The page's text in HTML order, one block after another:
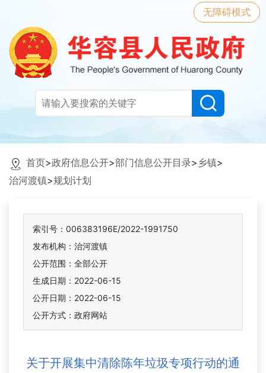
无障碍模式
首页>政府信息公开>部门信息公开目录> 乡镇>
治河渡镇>规划计划
索引号：006383196E/2022-1991750
发布机构：治河渡镇
公开范围：全部公开
生成日期：2022-06-15
公开日期：2022-06-15
公开方式：政府网站
关于开展集中清除陈年垃圾专项行动的通